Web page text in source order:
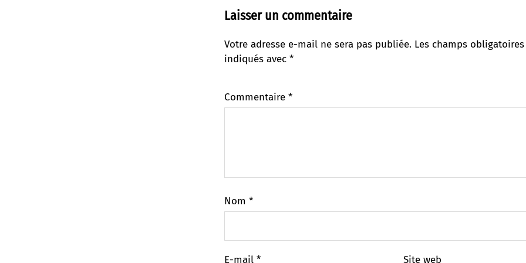
Laisser un commentaire
Votre adresse e-mail ne sera pas publiée. Les champs
indiqués avec *
Commentaire *
Nom *
E-mail * Site web